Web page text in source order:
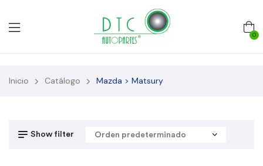
0
Inicio Catálogo Mazda > Matsury
Show filter